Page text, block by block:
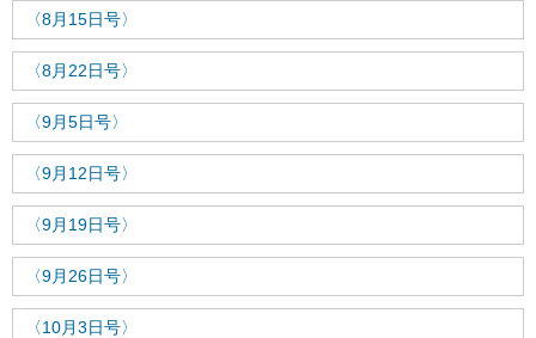
〈8月15日号〉
〈8月22日号〉
〈9月5日号〉
〈9月12日号〉
〈9月19日号〉
〈9月26日号〉
〈10月3日号〉